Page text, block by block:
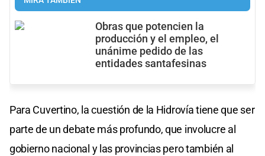
Obras que potencien la
producción y el empleo, el
unánime pedido de las
entidades santafesinas
Para Cuvertino, la cuestión de la Hidrovía tiene que ser
parte de un debate más profundo, que involucre al
gobierno nacional y las provincias pero también al